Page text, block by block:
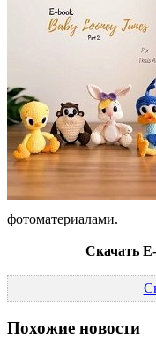
фотоматериалами.
Скачать
Похожие новости